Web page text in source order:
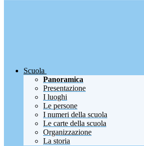
Scuola
Panoramica
Presentazione
I luoghi
Le persone
I numeri della scuola
Le carte della scuola
Organizzazione
La storia